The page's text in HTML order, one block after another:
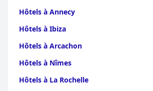
Hôtels à Annecy
Hôtels à Ibiza
Hôtels à Arcachon
Hôtels à Nîmes
Hôtels à La Rochelle